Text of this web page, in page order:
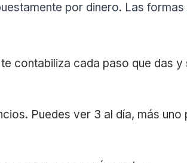
por dinero. Las
contabiliza cada paso que das y
Puedes ver 3 al día, más uno